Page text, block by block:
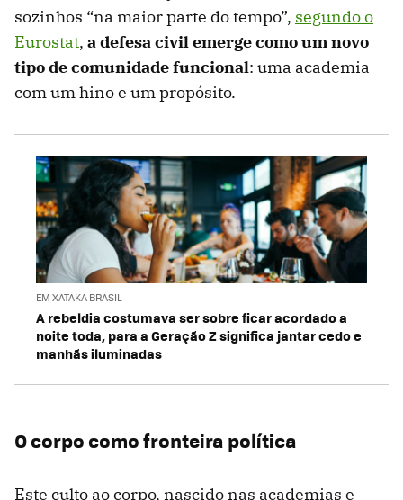
sozinhos “na maior parte do tempo”, segundo o
Eurostat, a defesa civil emerge como um novo
tipo de comunidade funcional: uma academia
com um hino e um propósito.
EM XATAKA BRASIL
A rebeldia costumava ser sobre ficar acordado a
noite toda, para a Geração Z significa jantar cedo e
manhãs iluminadas
O corpo como fronteira política
Este culto ao corpo, nascido nas academias e